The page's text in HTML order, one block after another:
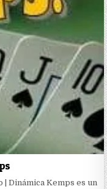
| Dinámica Kemps es un